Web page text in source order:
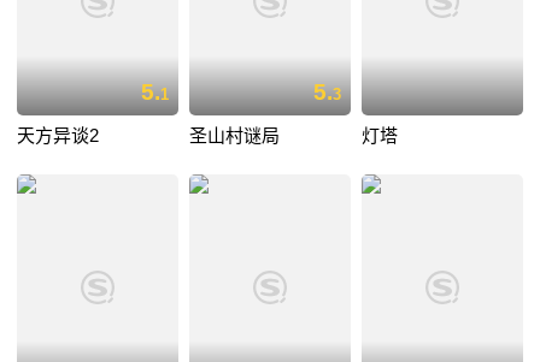
5.1
天方异谈2
5.3
圣山村谜局 灯塔